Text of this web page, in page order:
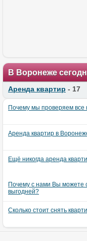
В Воронеже
Аренда квартир - 17
Почему мы проверяем
Аренда квартир в
Ещё никогда аренда
Почему с нами Вы можете
выгодней?
Сколько стоит снять